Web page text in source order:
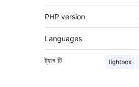
PHP version
Languages
ট্যাগ lightbox
টি